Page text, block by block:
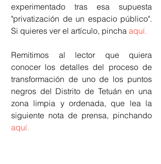
experimentado tras esa supuesta
"privatización de un espacio público".
Si quieres ver el artículo, pincha aquí.
Remitimos al lector que quiera
conocer los detalles del proceso de
transformación de uno de los puntos
negros del Distrito de Tetuán en una
zona limpia y ordenada, que lea la
aquí.